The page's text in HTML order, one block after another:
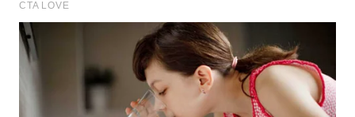
NEWS
WAHANA